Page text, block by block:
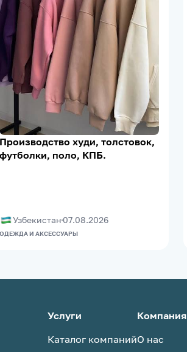
Производство худи, толстовок,
футболки, поло, КПБ.
Узбекистан 07.08.2026
ОДЕЖДА И АКСЕССУАРЫ
Услуги
Каталог компаний
Компания
О нас